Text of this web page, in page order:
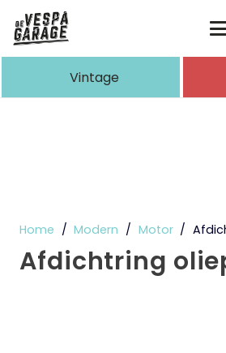
de resultaten voor
Vintage
Home / Modern / Motor /
Afdichtring